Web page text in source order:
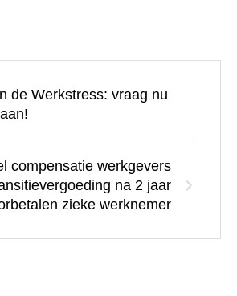
de Werkstress: vraag nu
compensatie werkgevers
na 2 jaar
zieke werknemer